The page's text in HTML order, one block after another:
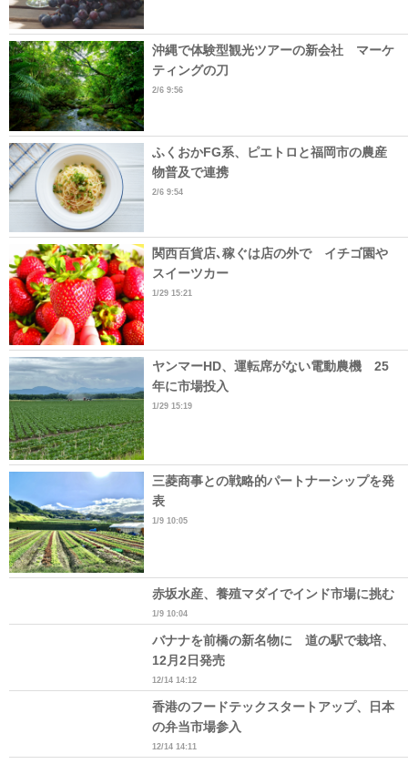
沖縄で体験型観光ツアーの新会社 マーケ
ティングの刀
2/6 9:56
ふくおかFG系、ピエトロと福岡市の農産
物普及で連携
2/6 9:54
関西百貨店､稼ぐは店の外で イチゴ園や
スイーツカー
1/29 15:21
ヤンマーHD、運転席がない電動農機 25
年に市場投入
1/29 15:19
三菱商事との戦略的パートナーシップを発
表
1/9 10:05
赤坂水産、養殖マダイでインド市場に挑む
1/9 10:04
バナナを前橋の新名物に 道の駅で栽培、
12月2日発売
12/14 14:12
香港のフードテックスタートアップ、日本
の弁当市場参入
12/14 14:11